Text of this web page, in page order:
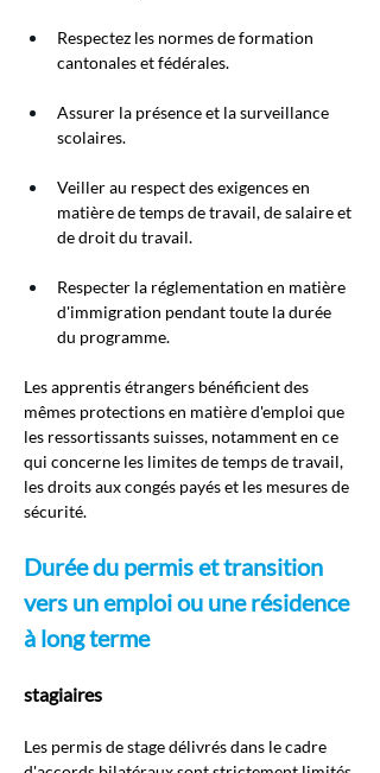
Respectez les normes de formation
cantonales et fédérales.
Assurer la présence et la surveillance
scolaires.
Veiller au respect des exigences en
matière de temps de travail, de salaire et
de droit du travail.
Respecter la réglementation en matière
d'immigration pendant toute la durée
du programme.
Les apprentis étrangers bénéficient des
mêmes protections en matière d'emploi que
les ressortissants suisses, notamment en ce
qui concerne les limites de temps de travail,
les droits aux congés payés et les mesures de
sécurité.
Durée du permis et transition
vers un emploi ou une résidence
à long terme
stagiaires
Les permis de stage délivrés dans le cadre